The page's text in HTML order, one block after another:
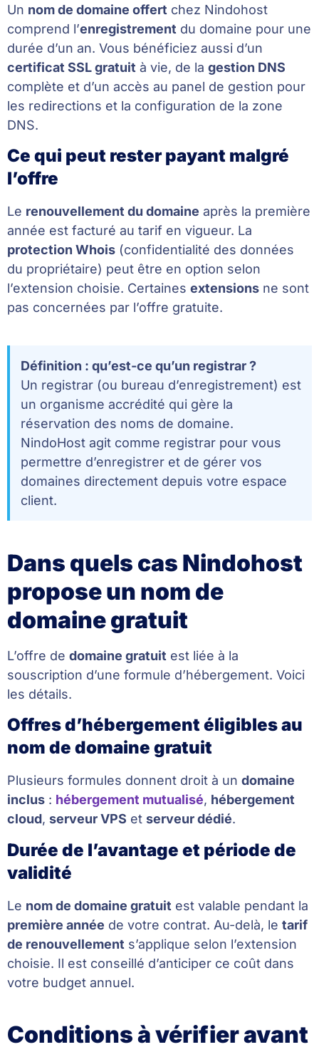
Un nom de domaine offert chez Nindohost
comprend l’enregistrement du domaine pour une
durée d’un an. Vous bénéficiez aussi d’un
certificat SSL gratuit à vie, de la gestion DNS
complète et d’un accès au panel de gestion pour
les redirections et la configuration de la zone
DNS.
Ce qui peut rester payant malgré
l’offre
Le renouvellement du domaine après la première
année est facturé au tarif en vigueur. La
protection Whois (confidentialité des données
du propriétaire) peut être en option selon
l’extension choisie. Certaines extensions ne sont
pas concernées par l’offre gratuite.
Définition : qu’est-ce qu’un registrar ?
Un registrar (ou bureau d’enregistrement) est
un organisme accrédité qui gère la
réservation des noms de domaine.
NindoHost agit comme registrar pour vous
permettre d’enregistrer et de gérer vos
domaines directement depuis votre espace
client.
Dans quels cas Nindohost
propose un nom de
domaine gratuit
L’offre de domaine gratuit est liée à la
souscription d’une formule d’hébergement. Voici
les détails.
Offres d’hébergement éligibles au
nom de domaine gratuit
Plusieurs formules donnent droit à un domaine
inclus : hébergement mutualisé, hébergement
cloud, serveur VPS et serveur dédié.
Durée de l’avantage et période de
validité
Le nom de domaine gratuit est valable pendant la
première année de votre contrat. Au-delà, le tarif
de renouvellement s’applique selon l’extension
choisie. Il est conseillé d’anticiper ce coût dans
votre budget annuel.
Conditions à vérifier avant